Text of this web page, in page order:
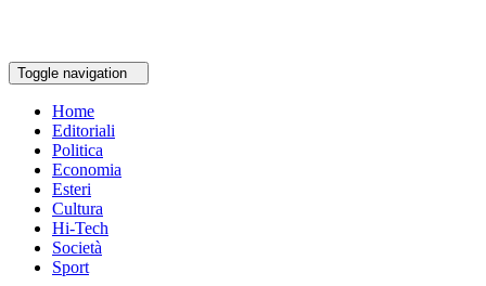
Toggle navigation
Home
Editoriali
Politica
Economia
Esteri
Cultura
Hi-Tech
Società
Sport